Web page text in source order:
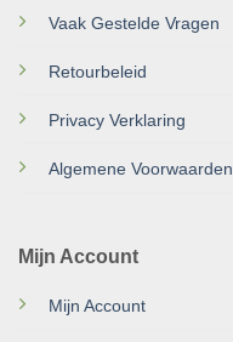
Vaak Gestelde Vragen
Retourbeleid
Privacy Verklaring
Algemene Voorwaarden
Mijn Account
Mijn Account